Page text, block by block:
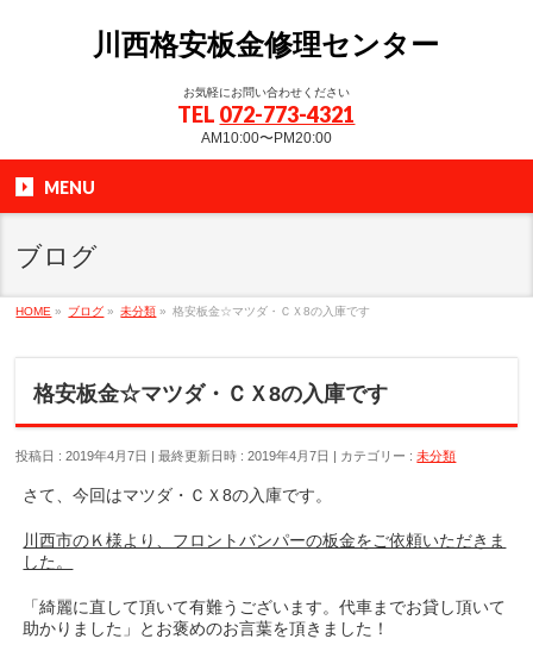
川西格安板金修理センター
お気軽にお問い合わせください
TEL 072-773-4321
AM10:00〜PM20:00
MENU
ブログ
HOME » ブログ » 未分類 » 格安板金☆マツダ・ＣＸ8の入庫です
格安板金☆マツダ・ＣＸ8の入庫です
投稿日 : 2019年4月7日 最終更新日時 : 2019年4月7日 カテゴリー :未分類
さて、今回はマツダ・ＣＸ8の入庫です。
川西市のＫ様より、フロントバンパーの板金をご依頼いただきま
した。
「綺麗に直して頂いて有難うございます。代車までお貸し頂いて
助かりました」とお褒めのお言葉を頂きました！